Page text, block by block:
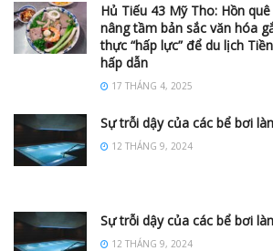
Hủ Tiếu 43 Mỹ Tho: Hồn
nâng tầm bản sắc văn hóa
thực “hấp lực” để du lịch
hấp dẫn
17 THÁNG 4, 2025
Sự trỗi dậy của các bể bơi
12 THÁNG 9, 2024
Sự trỗi dậy của các bể bơi
12 THÁNG 9, 2024